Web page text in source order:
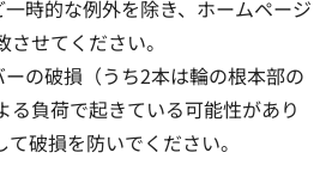
時的な例外を除き、ホームページ
せてください。
の破損（うち2本は輪の根本部の
る負荷で起きている可能性があり
破損を防いでください。